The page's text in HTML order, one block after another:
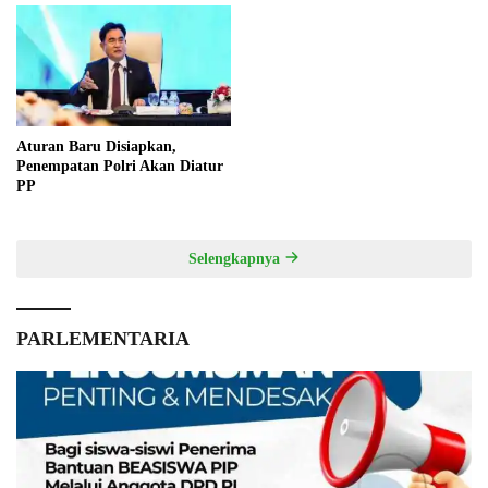
Aturan Baru Disiapkan,
Penempatan Polri Akan Diatur
PP
Selengkapnya
PARLEMENTARIA